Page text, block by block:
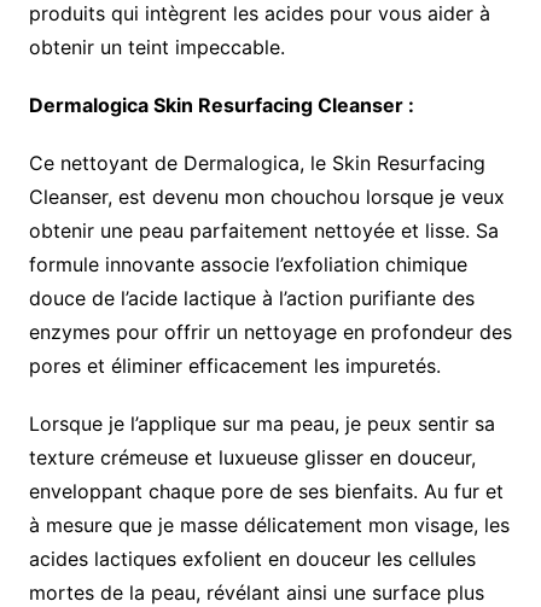
produits qui intègrent les acides pour vous aider à
obtenir un teint impeccable.
Dermalogica Skin Resurfacing Cleanser :
Ce nettoyant de Dermalogica, le Skin Resurfacing
Cleanser, est devenu mon chouchou lorsque je veux
obtenir une peau parfaitement nettoyée et lisse. Sa
formule innovante associe l’exfoliation chimique
douce de l’acide lactique à l’action purifiante des
enzymes pour offrir un nettoyage en profondeur des
pores et éliminer efficacement les impuretés.
Lorsque je l’applique sur ma peau, je peux sentir sa
texture crémeuse et luxueuse glisser en douceur,
enveloppant chaque pore de ses bienfaits. Au fur et
à mesure que je masse délicatement mon visage, les
acides lactiques exfolient en douceur les cellules
mortes de la peau, révélant ainsi une surface plus